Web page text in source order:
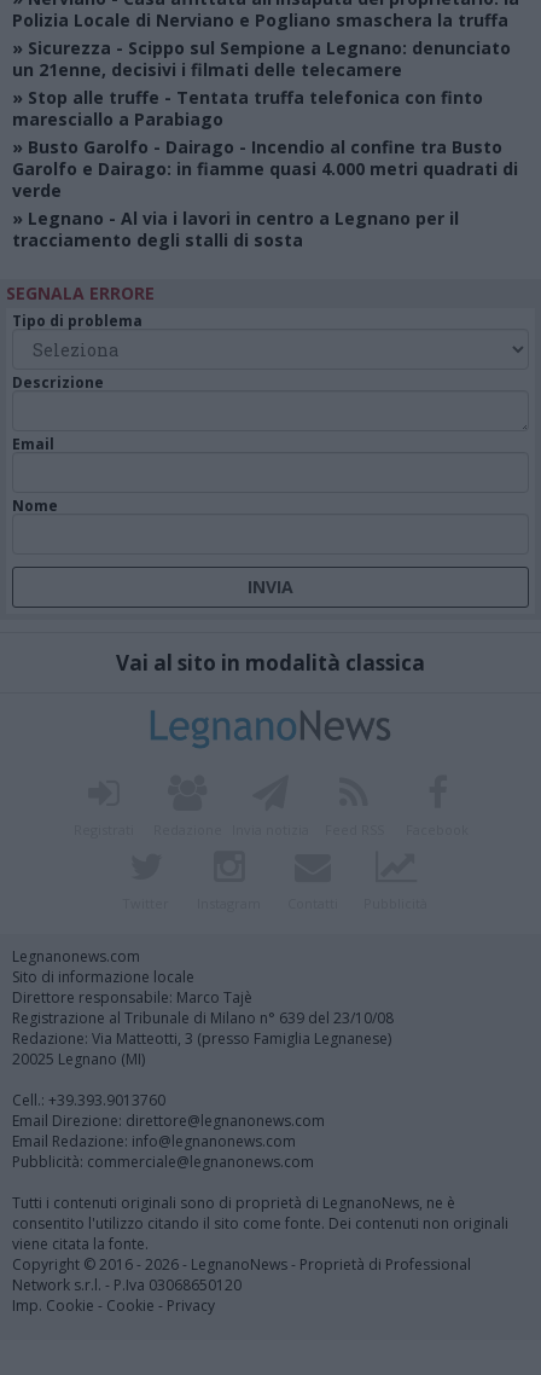
Polizia Locale di Nerviano e Pogliano smaschera la truffa
» Sicurezza - Scippo sul Sempione a Legnano: denunciato
un 21enne, decisivi i filmati delle telecamere
» Stop alle truffe - Tentata truffa telefonica con finto
maresciallo a Parabiago
» Busto Garolfo - Dairago - Incendio al confine tra Busto
Garolfo e Dairago: in fiamme quasi 4.000 metri quadrati di
verde
» Legnano - Al via i lavori in centro a Legnano per il
tracciamento degli stalli di sosta
SEGNALA ERRORE
Tipo di problema
Descrizione
Email
Nome
Vai al sito in modalità classica
Legnanonews.com
Sito di informazione locale
Direttore responsabile: Marco Tajè
Registrazione al Tribunale di Milano n° 639 del 23/10/08
Redazione: Via Matteotti, 3 (presso Famiglia Legnanese)
20025 Legnano (MI)
Cell.: +39.393.9013760
Email Direzione: direttore@legnanonews.com
Email Redazione: info@legnanonews.com
Pubblicità: commerciale@legnanonews.com
Tutti i contenuti originali sono di proprietà di LegnanoNews, ne è
consentito l'utilizzo citando il sito come fonte. Dei contenuti non originali
viene citata la fonte.
Copyright © 2016 - 2026 - LegnanoNews - Proprietà di Professional
Network s.r.l. - P.Iva 03068650120
Imp. Cookie - Cookie - Privacy